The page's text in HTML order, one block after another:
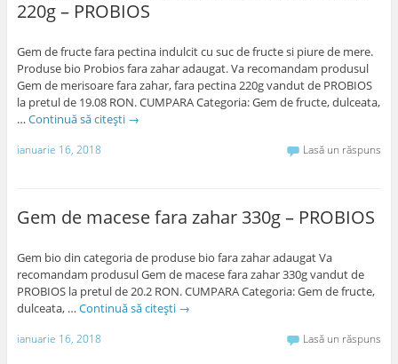
220g – PROBIOS
Gem de fructe fara pectina indulcit cu suc de fructe si piure de mere.
Produse bio Probios fara zahar adaugat. Va recomandam produsul
Gem de merisoare fara zahar, fara pectina 220g vandut de PROBIOS
la pretul de 19.08 RON. CUMPARA Categoria: Gem de fructe, dulceata,
… Continuă să citești →
ianuarie 16, 2018 Lasă un răspuns
Gem de macese fara zahar 330g – PROBIOS
Gem bio din categoria de produse bio fara zahar adaugat Va
recomandam produsul Gem de macese fara zahar 330g vandut de
PROBIOS la pretul de 20.2 RON. CUMPARA Categoria: Gem de fructe,
dulceata, … Continuă să citești →
ianuarie 16, 2018 Lasă un răspuns